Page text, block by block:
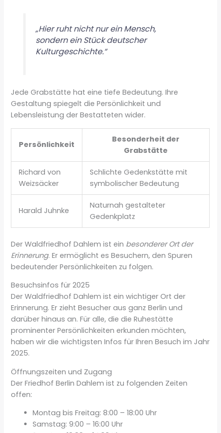
„Hier ruht nicht nur ein Mensch,
sondern ein Stück deutscher
Kulturgeschichte.“
Jede Grabstätte hat eine tiefe Bedeutung. Ihre
Gestaltung spiegelt die Persönlichkeit und
Lebensleistung der Bestatteten wider.
Persönlichkeit
Besonderheit der
Grabstätte
Richard von
Weizsäcker
Schlichte Gedenkstätte mit
symbolischer Bedeutung
Harald Juhnke
Naturnah gestalteter
Gedenkplatz
Der Waldfriedhof Dahlem ist ein besonderer Ort der
Erinnerung. Er ermöglicht es Besuchern, den Spuren
bedeutender Persönlichkeiten zu folgen.
Besuchsinfos für 2025
Der Waldfriedhof Dahlem ist ein wichtiger Ort der
Erinnerung. Er zieht Besucher aus ganz Berlin und
darüber hinaus an. Für alle, die die Ruhestätte
prominenter Persönlichkeiten erkunden möchten,
haben wir die wichtigsten Infos für Ihren Besuch im Jahr
2025.
Öffnungszeiten und Zugang
Der Friedhof Berlin Dahlem ist zu folgenden Zeiten
offen:
Montag bis Freitag: 8:00 – 18:00 Uhr
Samstag: 9:00 – 16:00 Uhr